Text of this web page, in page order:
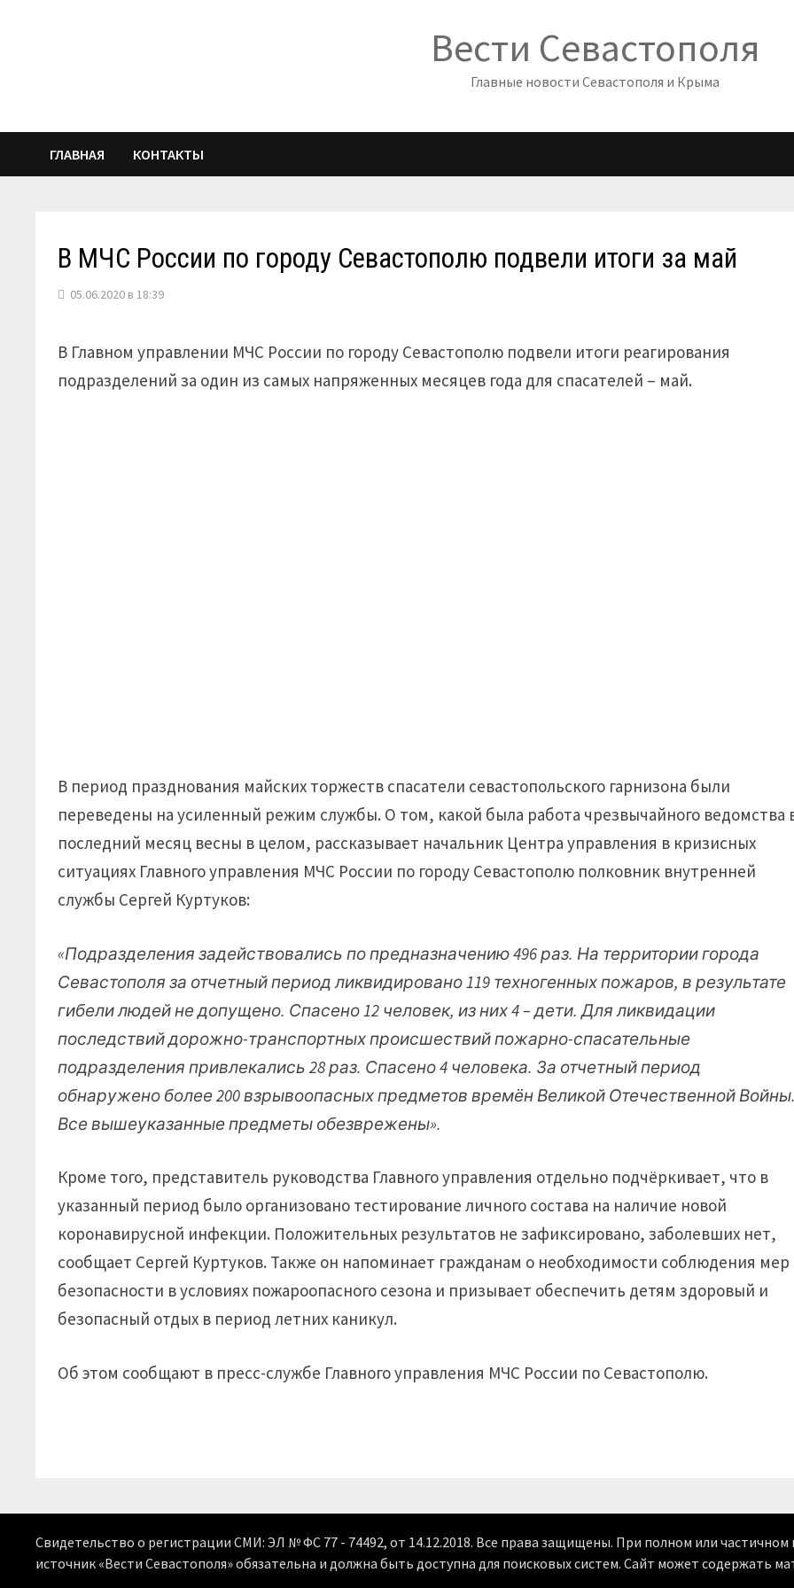
Вести Севастополя
Главные новости Севастополя и Крыма
ГЛАВНАЯ КОНТАКТЫ
В МЧС России по городу Севастополю подвели итоги за май
05.06.2020 в 18:39
В Главном управлении МЧС России по городу Севастополю подвели итоги реагирования
подразделений за один из самых напряженных месяцев года для спасателей – май.
В период празднования майских торжеств спасатели севастопольского гарнизона были
переведены на усиленный режим службы. О том, какой была работа чрезвычайного ведомства
последний месяц весны в целом, рассказывает начальник Центра управления в кризисных
ситуациях Главного управления МЧС России по городу Севастополю полковник внутренней
службы Сергей Куртуков:
«Подразделения задействовались по предназначению 496 раз. На территории города
Севастополя за отчетный период ликвидировано 119 техногенных пожаров, в результате
гибели людей не допущено. Спасено 12 человек, из них 4 – дети. Для ликвидации
последствий дорожно-транспортных происшествий пожарно-спасательные
подразделения привлекались 28 раз. Спасено 4 человека. За отчетный период
обнаружено более 200 взрывоопасных предметов времён Великой Отечественной
Все вышеуказанные предметы обезврежены».
Кроме того, представитель руководства Главного управления отдельно подчёркивает, что в
указанный период было организовано тестирование личного состава на наличие новой
коронавирусной инфекции. Положительных результатов не зафиксировано, заболевших нет,
сообщает Сергей Куртуков. Также он напоминает гражданам о необходимости соблюдения мер
безопасности в условиях пожароопасного сезона и призывает обеспечить детям здоровый и
безопасный отдых в период летних каникул.
Об этом сообщают в пресс-службе Главного управления МЧС России по Севастополю.
Свидетельство о регистрации СМИ: ЭЛ № ФС 77 - 74492, от 14.12.2018. Все права защищены. При полном или
источник «Вести Севастополя» обязательна и должна быть доступна для поисковых систем. Сайт может содержать